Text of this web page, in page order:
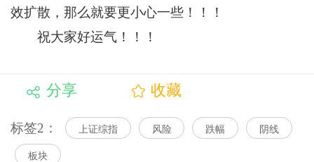
效扩散，那么就要更小心一些！！！
祝大家好运气！！！
分享 收藏
标签2： 上证综指 风险 跌幅 阴线
板块